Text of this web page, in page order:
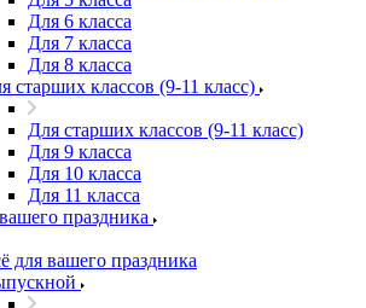
Для 6 класса
Для 7 класса
Для 8 класса
старших классов (9-11 класс)
Для старших классов (9-11 класс)
Для 9 класса
Для 10 класса
Для 11 класса
праздника
для вашего праздника